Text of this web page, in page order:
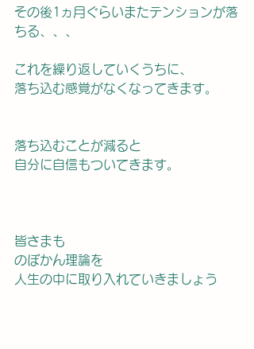
その後1ヵ月ぐらいまたテンションが落
ちる、、、
これを繰り返していくうちに、
落ち込む感覚がなくなってきます。
落ち込むことが減ると
自分に自信もついてきます。
皆さまも
のぼかん理論を
人生の中に取り入れていきましょう